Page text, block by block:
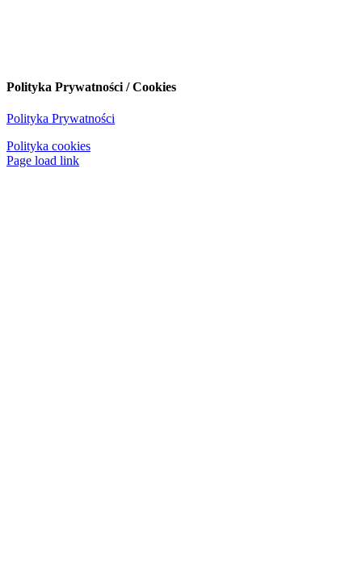
Polityka Prywatności / Cookies
Polityka Prywatności
Polityka cookies
Page load link